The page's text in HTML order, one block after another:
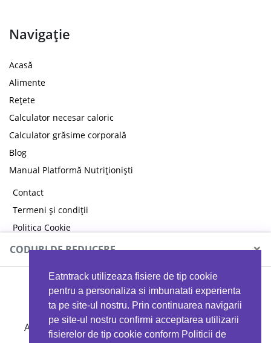
Eatntrack utilizeaza fisiere de tip cookie
pentru a personaliza si imbunatati experienta
ta pe site-ul nostru. Prin continuarea navigarii
pe site-ul nostru confirmi acceptarea utilizarii
fisierelor de tip cookie conform Politicii de
Navigație
Acasă
Alimente
Rețete
Calculator necesar caloric
Calculator grăsime corporală
Blog
Manual Platformă Nutriționiști
Contact
Termeni și condiții
Politica Cookie
Politica de confidențialitate
CODURI DE REDUCERE ×
MYPROTEIN
Ai 40%reducere la orice comandă folosind codul